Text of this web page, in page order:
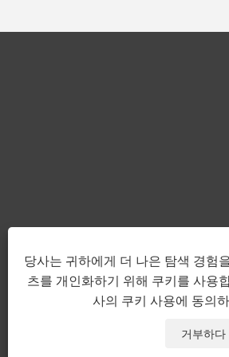
당사는 귀하에게 더 나은 탐색 경험
츠를 개인화하기 위해 쿠키를 사용
사의 쿠키 사용에 동의
거부하다